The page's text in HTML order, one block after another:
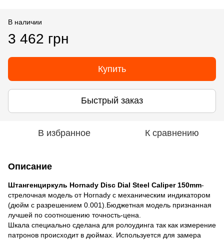
В наличии
3 462 грн
Купить
Быстрый заказ
В избранное К сравнению
Описание
Штангенциркуль Hornady Disc Dial Steel Caliper 150mm-
стрелочная модель от Hornady с механическим индикатором
(дюйм с разрешением 0.001).Бюджетная модель признанная
лучшей по соотношению точность-цена.
Шкала специально сделана для ролоудинга так как измерение
патронов происходит в дюймах. Используется для замера